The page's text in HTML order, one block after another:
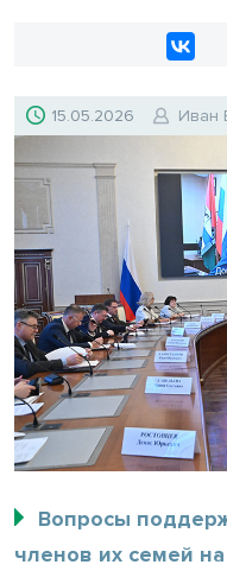
15.05.2026 Иван
Вопросы
членов их семей